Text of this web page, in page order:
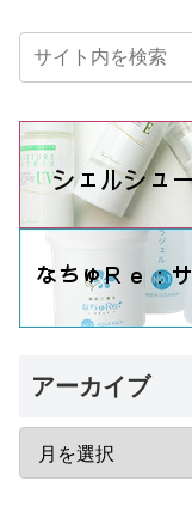
アーカイブ